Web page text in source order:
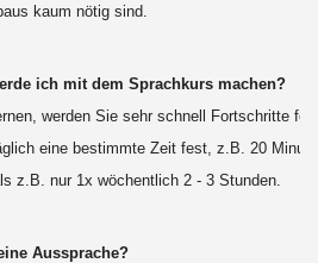
kaum nötig sind.
ich mit dem Sprachkurs machen?
werden Sie sehr schnell Fortschritte
eine bestimmte Zeit fest, z.B. 20
z.B. nur 1x wöchentlich 2 - 3 Stunden.
Aussprache?